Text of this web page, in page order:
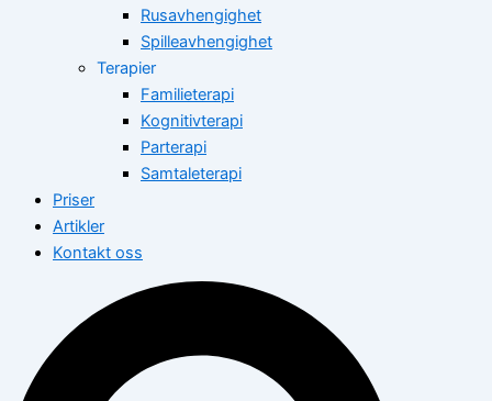
Rusavhengighet
Spilleavhengighet
Terapier
Familieterapi
Kognitivterapi
Parterapi
Samtaleterapi
Priser
Artikler
Kontakt oss